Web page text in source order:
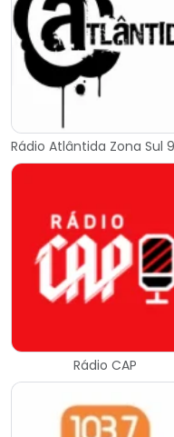
Rádio CAP